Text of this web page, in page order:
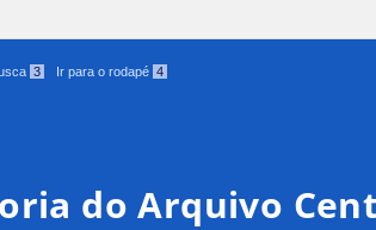
3 Ir para o rodapé 4
do Arquivo